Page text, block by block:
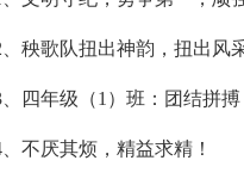
、秧歌队扭出神韵，扭出风
、四年级（1）班：团结拼
、不厌其烦，精益求精！